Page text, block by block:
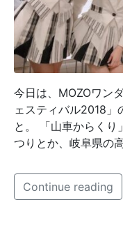
今日は、MOZOワン
ェスティバル2018」
と。 「山車からくり
つりとか、岐阜県の
Continue reading